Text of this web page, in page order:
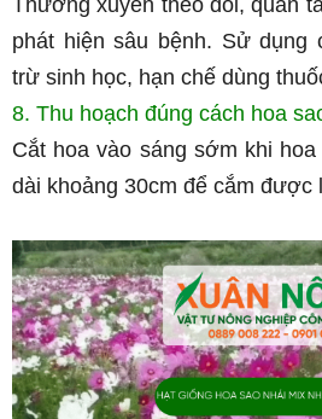
Thường xuyên theo dõi, quan
phát hiện sâu bệnh. Sử dụng
trừ sinh học, hạn chế dùng
8. Thu hoạch đúng cách hoa
Cắt hoa vào sáng sớm khi
dài khoảng 30cm để cắm được